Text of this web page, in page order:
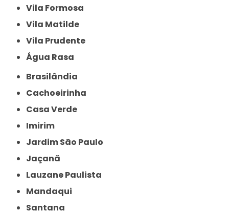
Vila Formosa
Vila Matilde
Vila Prudente
Água Rasa
Brasilândia
Cachoeirinha
Casa Verde
Imirim
Jardim São Paulo
Jaçanã
Lauzane Paulista
Mandaqui
Santana